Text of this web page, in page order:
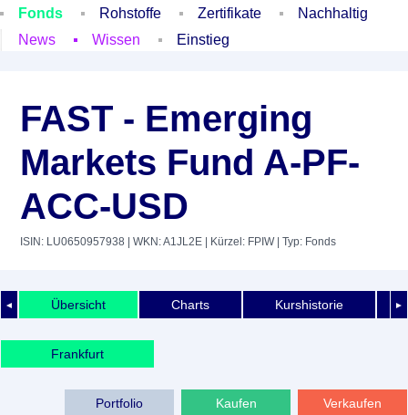
Fonds
Rohstoffe Zertifikate
Nachhaltig
News
Wissen Einstieg
FAST - Emerging
Markets Fund A-PF-
ACC-USD
ISIN: LU0650957938 | WKN: A1JL2E | Kürzel: FPIW| Typ: Fonds
◄ ►
Übersicht Charts Kurshistorie
Frankfurt
Verkaufen
Kaufen
Portfolio